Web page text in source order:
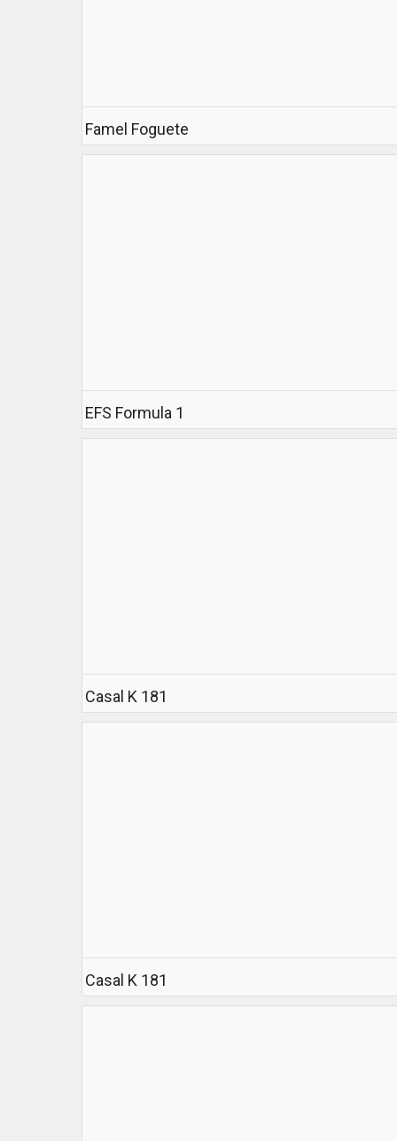
Famel Foguete
EFS Formula 1
Casal K 181
Casal K 181